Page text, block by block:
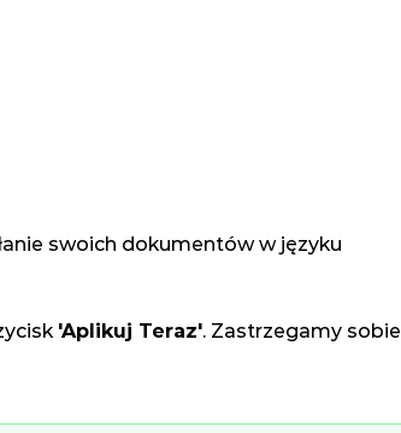
swoich dokumentów w języku
'Aplikuj Teraz'. Zastrzegamy sobie